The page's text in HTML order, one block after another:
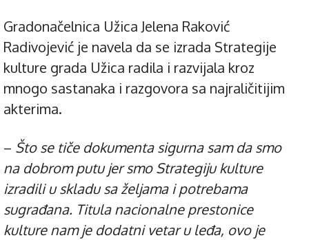
Gradonačelnica Užica Jelena Raković
Radivojević je navela da se izrada Strategije
kulture grada Užica radila i razvijala kroz
mnogo sastanaka i razgovora sa najraličitijim
akterima.
– Što se tiče dokumenta sigurna sam da smo
na dobrom putu jer smo Strategiju kulture
izradili u skladu sa željama i potrebama
sugrađana. Titula nacionalne prestonice
kulture nam je dodatni vetar u leđa, ovo je